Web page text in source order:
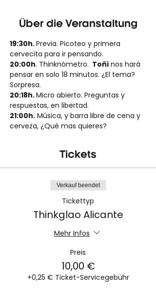
Über die Veranstaltung
19:30h. Previa. Picoteo y primera
cervecita para ir pensando.
20:00h. Thinknómetro. Toñi nos hará
pensar en solo 18 minutos. ¿El tema?
Sorpresa.
20:18h. Micro abierto. Preguntas y
respuestas, en libertad.
21:00h. Música, y barra libre de cena y
cerveza, ¿Qué mas quieres?
Tickets
Verkauf beendet
Tickettyp
Thinkglao Alicante
Mehr Infos
Preis
10,00 €
+0,25 € Ticket-Servicegebühr